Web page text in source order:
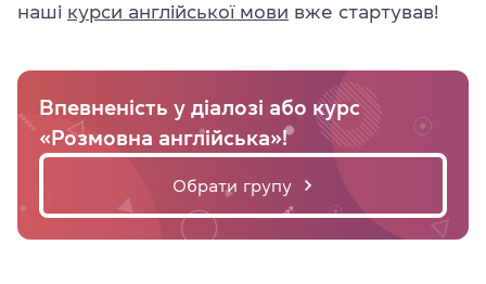
наші курси англійської мови вже стартував!
Впевненість у діалозі або курс
«Розмовна англійська»!
Обрати групу